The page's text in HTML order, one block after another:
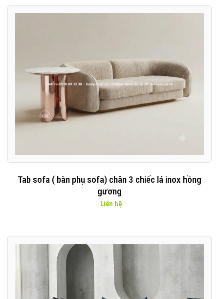
Tab sofa ( bàn phụ sofa) chân 3 chiếc lá inox hồng
gương
Liên hệ